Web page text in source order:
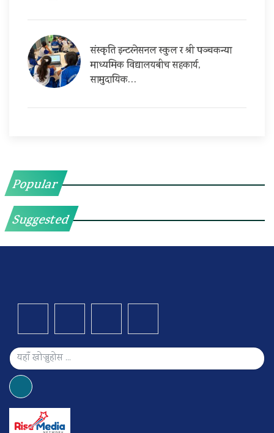
संस्कृति इन्टरनेसनल स्कुल र श्री पञ्चकन्या
माध्यमिक विद्यालयबीच सहकार्य,
सामुदायिक…
Popular
Suggested